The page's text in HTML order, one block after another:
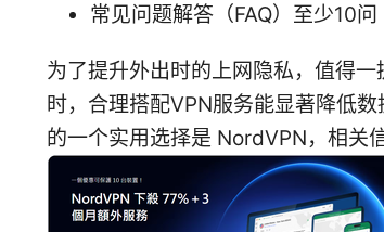
常见问题解答（FAQ）至少10问
为了提升外出时的上网隐私，值得
时，合理搭配VPN服务能显著降低
的一个实用选择是 NordVPN，相关